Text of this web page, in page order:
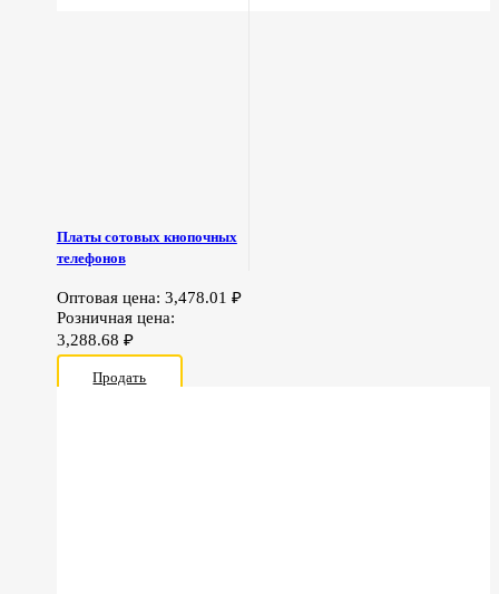
Платы сотовых кнопочных
телефонов
Оптовая цена: 3,478.01 ₽
Розничная цена:
3,288.68 ₽
Продать